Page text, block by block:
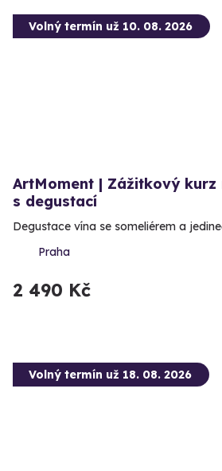
Volný termín už 10. 08. 2026
ArtMoment | Zážitkový kurz
s degustací
Degustace vína se someliérem a
Praha
2 490 Kč
Volný termín už 18. 08. 2026